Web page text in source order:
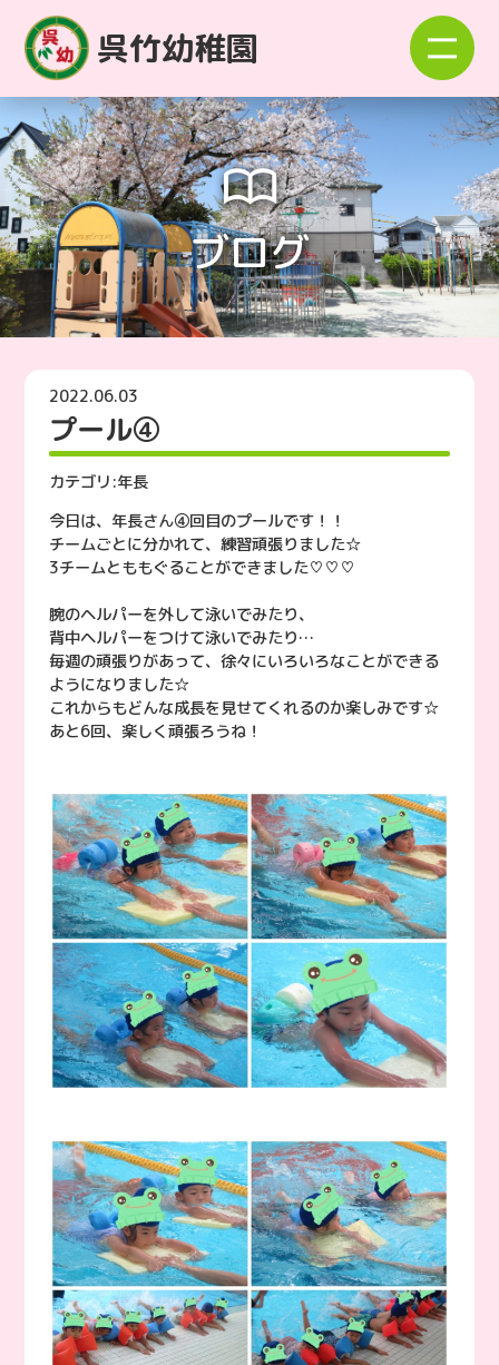
呉竹幼稚園
ブログ
2022.06.03
プール④
カテゴリ:年長
今日は、年長さん④回目のプールです！！
チームごとに分かれて、練習頑張りました☆
3チームとももぐることができました♡♡♡
腕のヘルパーを外して泳いでみたり、
背中ヘルパーをつけて泳いでみたり…
毎週の頑張りがあって、徐々にいろいろなことができる
ようになりました☆
これからもどんな成長を見せてくれるのか楽しみです☆
あと6回、楽しく頑張ろうね！